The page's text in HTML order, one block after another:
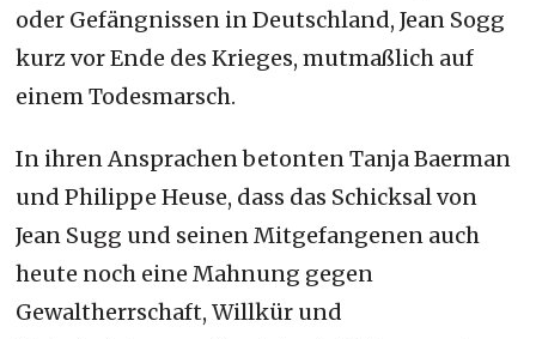
oder Gefängnissen in Deutschland, Jean Sogg
kurz vor Ende des Krieges, mutmaßlich auf
einem Todesmarsch.
In ihren Ansprachen betonten Tanja Baerman
und Philippe Heuse, dass das Schicksal von
Jean Sugg und seinen Mitgefangenen auch
heute noch eine Mahnung gegen
Gewaltherrschaft, Willkür und